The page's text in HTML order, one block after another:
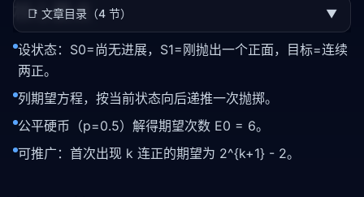
📑 文章目录（4 节） ▼
核心要点
设状态：S0=尚无进展，S1=刚抛出一个正面，目标=连续
两正。
列期望方程，按当前状态向后递推一次抛掷。
公平硬币（p=0.5）解得期望次数 E0 = 6。
可推广：首次出现 k 连正的期望为 2^{k+1} - 2。